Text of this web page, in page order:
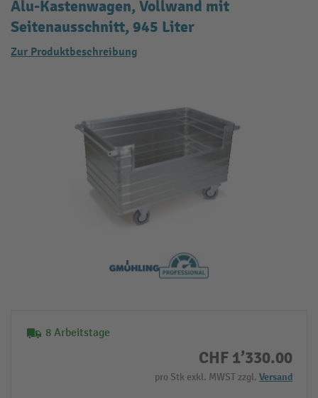
Alu-Kastenwagen, Vollwand mit
Seitenausschnitt, 945 Liter
Zur Produktbeschreibung
8 Arbeitstage
CHF 1’330.00
pro Stk exkl. MWST zzgl. Versand